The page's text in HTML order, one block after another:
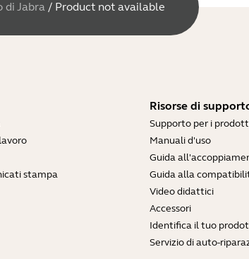
di Jabra / Product not available
stampa
Risorse di
Supporto per i
Manuali d'uso
Guida
Guida alla
Video didattici
Accessori
Identifica il tuo
Servizio di auto-